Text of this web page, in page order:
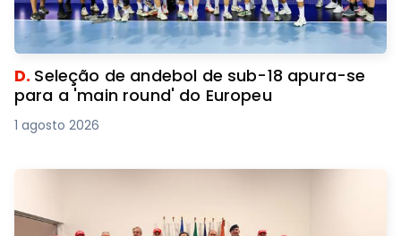
D. Seleção de andebol de sub-18 apura-se
para a 'main round' do Europeu
1 agosto 2026